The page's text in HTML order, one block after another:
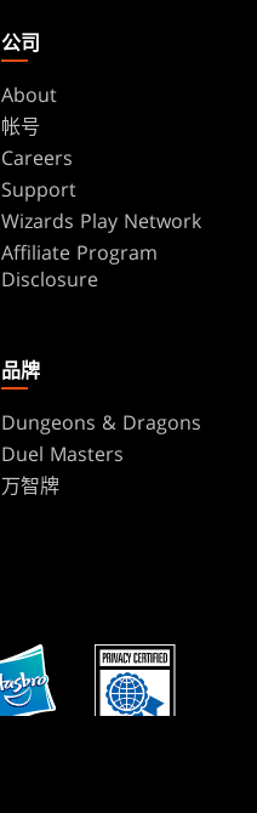
公司
About
帐号
Careers
Support
Wizards Play Network
Affiliate Program
Disclosure
品牌
Dungeons & Dragons
Duel Masters
万智牌